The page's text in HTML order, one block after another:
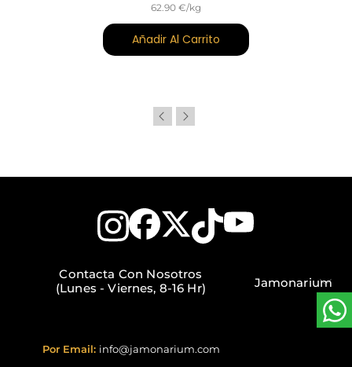
62.90 €/kg
Añadir Al Carrito
Contacta Con Nosotros
(Lunes - Viernes, 8-16 Hr)
Por Email: info@jamonarium.com
Jamonarium